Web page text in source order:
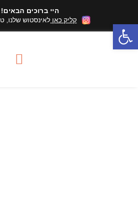
היי ברוכים הבאים!
קליק כאן לאינסטוש שלנו, פתח סרגל נגישות